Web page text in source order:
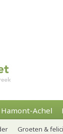
Hamont-Achel
Groeten &